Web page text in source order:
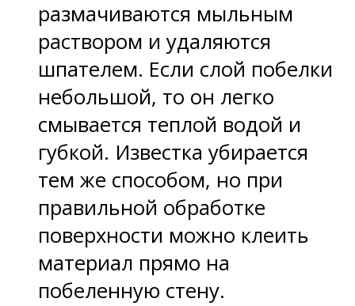
размачиваются мыльным
раствором и удаляются
шпателем. Если слой побелки
небольшой, то он легко
смывается теплой водой и
губкой. Известка убирается
тем же способом, но при
правильной обработке
поверхности можно клеить
материал прямо на
побеленную стену.